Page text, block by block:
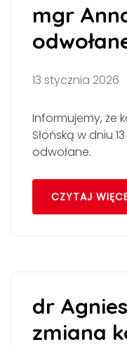
mgr
13 stycznia 2026
Informujemy, że
Słońską w dniu
odwołane.
CZYTAJ
dr
zmiana